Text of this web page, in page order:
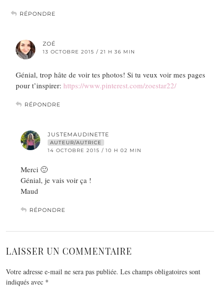
RÉPONDRE
ZOÉ
13 OCTOBRE 2015 / 21 H 36 MIN
Génial, trop hâte de voir tes photos! Si tu veux voir mes pages
pour t’inspirer: https://www.pinterest.com/zoestar22/
RÉPONDRE
JUSTEMAUDINETTE
AUTEUR/AUTRICE
14 OCTOBRE 2015 / 10 H 02 MIN
Merci 🙂
Génial, je vais voir ça !
Maud
RÉPONDRE
LAISSER UN COMMENTAIRE
Votre adresse e-mail ne sera pas publiée. Les champs obligatoires sont
indiqués avec *